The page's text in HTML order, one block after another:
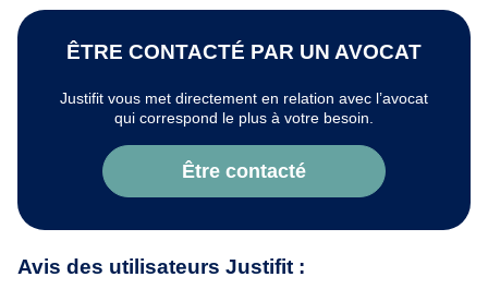
ÊTRE CONTACTÉ PAR UN AVOCAT
Justifit vous met directement en relation avec l’avocat
qui correspond le plus à votre besoin.
Être contacté
Avis des utilisateurs Justifit :